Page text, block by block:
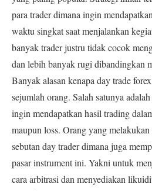
para trader dimana ingin
waktu singkat saat menjalankan
banyak trader justru tidak cocok
dan lebih banyak rugi dibandingkan
Banyak alasan kenapa day trade
sejumlah orang. Salah satunya
ingin mendapatkan hasil trading
maupun loss. Orang yang
sebutan day trader dimana juga
pasar instrument ini. Yakni untuk
cara arbitrasi dan menyediakan